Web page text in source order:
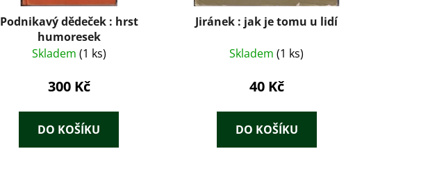
Podnikavý dědeček : hrst
humoresek
Skladem (1 ks)
300 Kč
DO KOŠÍKU
Jiránek : jak je tomu u lidí
Skladem(1 ks)
40 Kč
DO KOŠÍKU